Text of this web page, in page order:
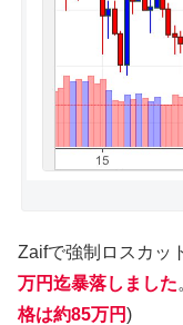
Zaifで強制ロスカッ
万円迄暴落しました
格は約85万円)